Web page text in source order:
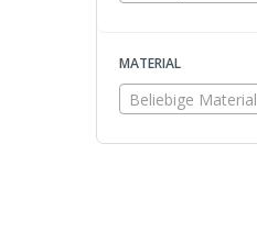
MATERIAL
Beliebige Material